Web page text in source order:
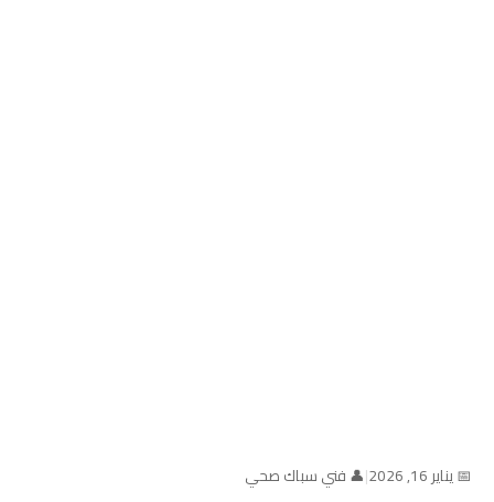
📅 يناير 16, 2026 |👤 فني سباك صحي